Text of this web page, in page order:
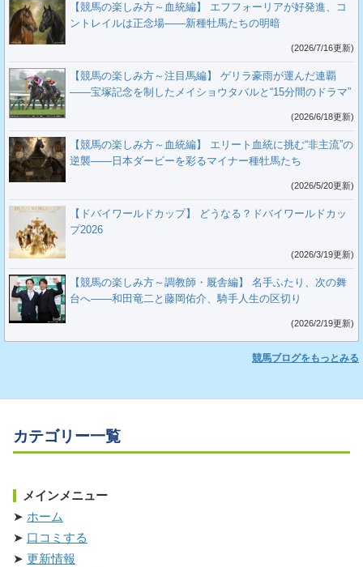
【競馬の楽しみ方～血統編】 エフフォーリアが好発進、コ
ントレイルは正念場――新種牡馬たちの明暗
(2026/7/16更新)
【競馬の楽しみ方～注目馬編】 ゲリラ豪雨が運んだ連覇
――宝塚記念を制したメイショウタバルと“15分間のドラマ”
(2026/6/18更新)
【競馬の楽しみ方～血統編】 エリート血統に挑む“非主流”の
逆襲――日本ダービーを彩るマイナー種牡馬たち
(2026/5/20更新)
【ドバイワールドカップ】 どうなる？ドバイワールドカッ
プ2026
(2026/3/19更新)
【競馬の楽しみ方～調教師・厩舎編】 名手ふたり、次の舞
台へ――和田竜二と藤岡佑介、騎手人生の区切り
(2026/2/19更新)
競馬ブログをもっとみる
カテゴリー一覧
メインメニュー
ホーム
口コミする
更新情報